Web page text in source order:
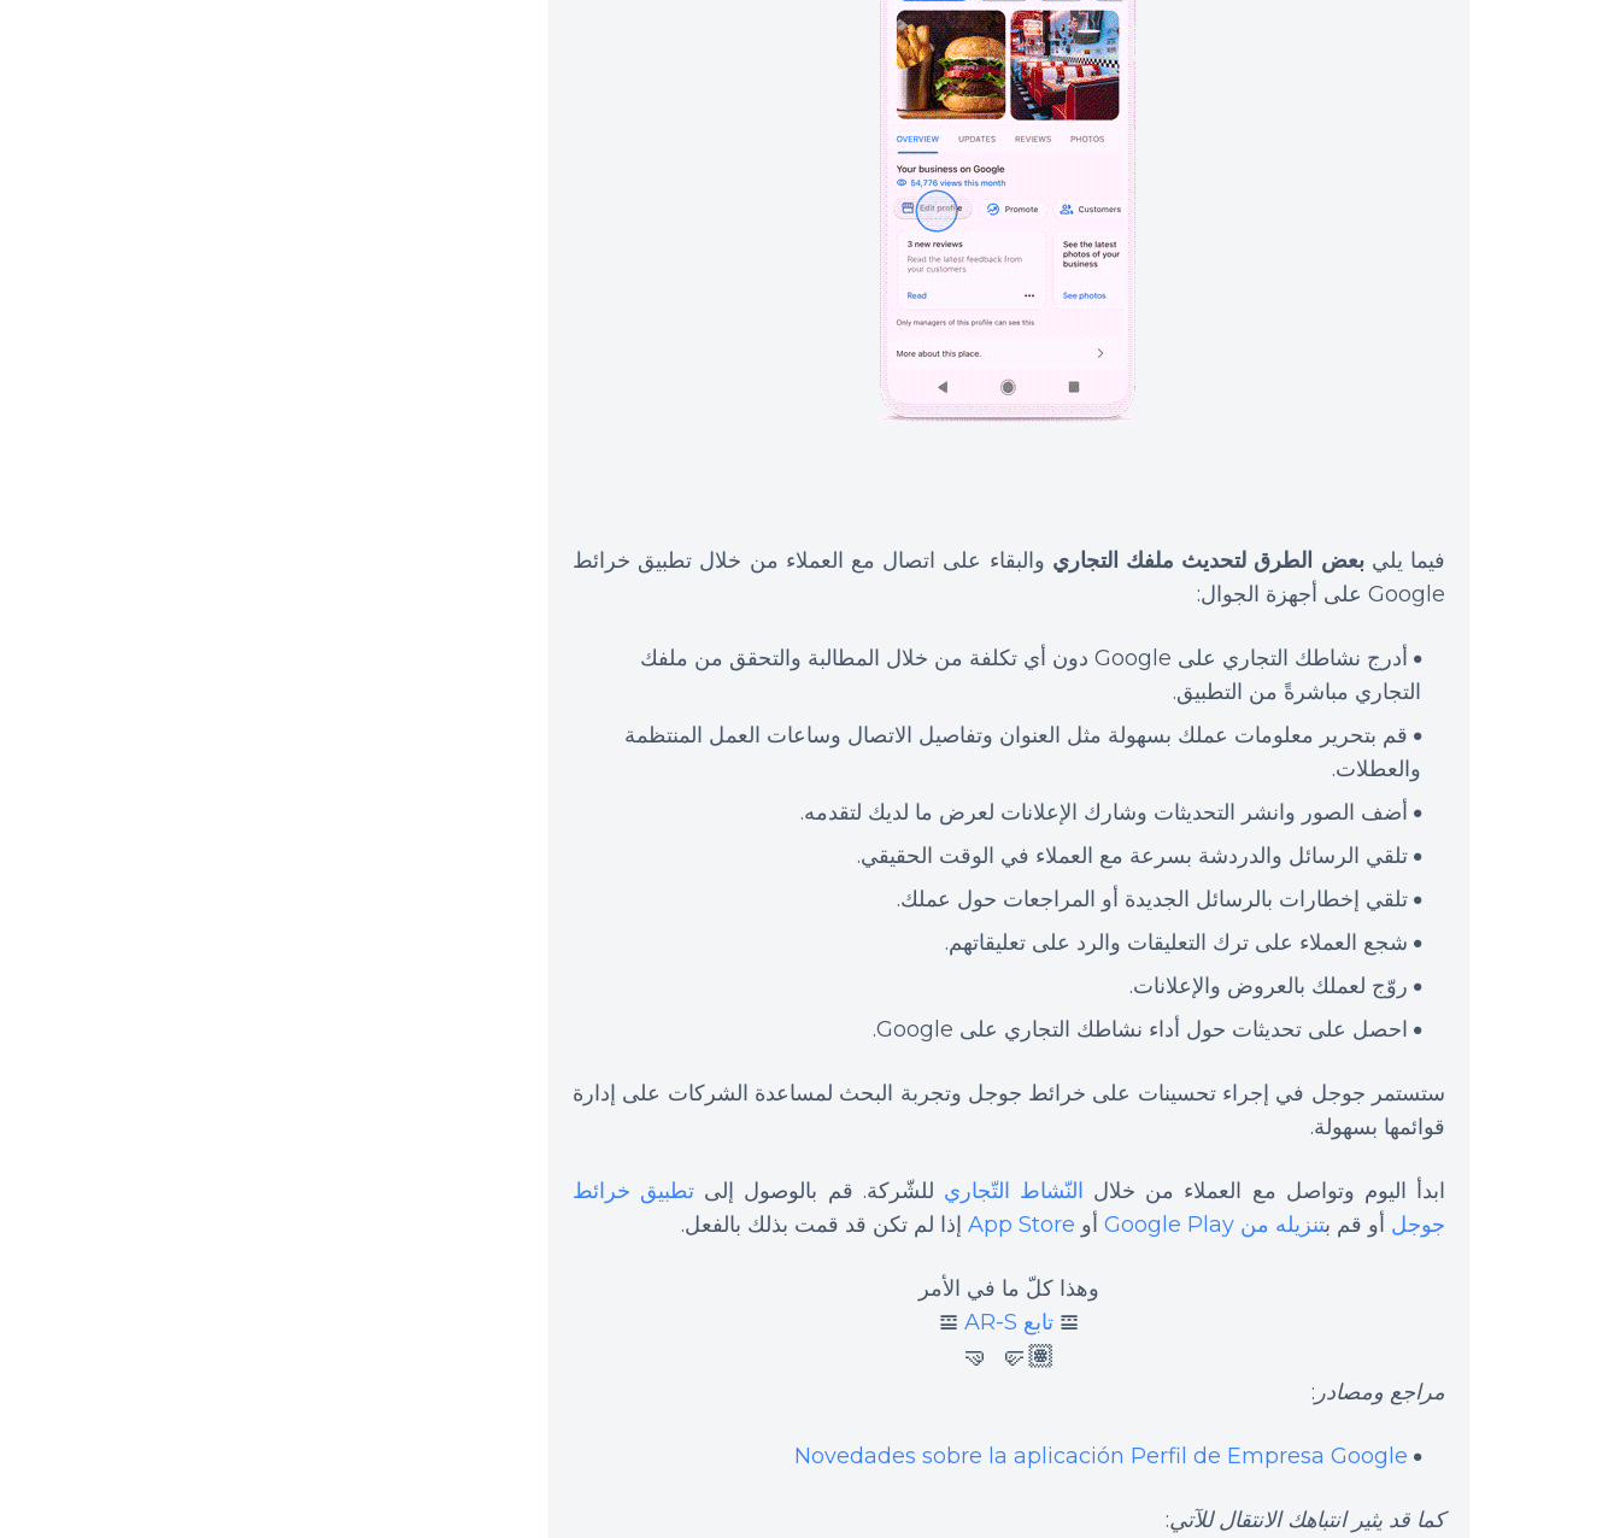
فيما يليبعض الطرق لتحديث ملفك التجاري والبقاء على اتصال مع العملاء من خلال تطبيق خرائط
Google على أجهزة الجوال:
أدرج نشاطك التجاري على Google دون أي تكلفة من خلال المطالبة والتحقق من ملفك
التجاري مباشرةً من التطبيق.
قم بتحرير معلومات عملك بسهولة مثل العنوان وتفاصيل الاتصال وساعات العمل المنتظمة
والعطلات.
أضف الصور وانشر التحديثات وشارك الإعلانات لعرض ما لديك لتقدمه.
تلقي الرسائل والدردشة بسرعة مع العملاء في الوقت الحقيقي.
تلقي إخطارات بالرسائل الجديدة أو المراجعات حول عملك.
شجع العملاء على ترك التعليقات والرد على تعليقاتهم.
روّج لعملك بالعروض والإعلانات.
احصل على تحديثات حول أداء نشاطك التجاري على Google.
ستستمر جوجل في إجراء تحسينات على خرائط جوجل وتجربة البحث لمساعدة الشركات على إدارة
قوائمها بسهولة.
ابدأ اليوم وتواصل مع العملاء من خلال النّشاط التّجاري للشّركة. قم بالوصول إلى تطبيق خرائط
جوجل أو قم بتنزيله من Google Play أو App Store إذا لم تكن قد قمت بذلك بالفعل.
وهذا كلّ ما في الأمر
𝌘 تابع AR-S 𝌘
🤛🏽 🤜
مراجع ومصادر :
Novedades sobre la aplicación Perfil de Empresa Google
كما قد يثير انتباهك الانتقال للآتي: